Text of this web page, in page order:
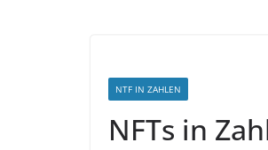
NTF IN ZAHLEN
NFTs in